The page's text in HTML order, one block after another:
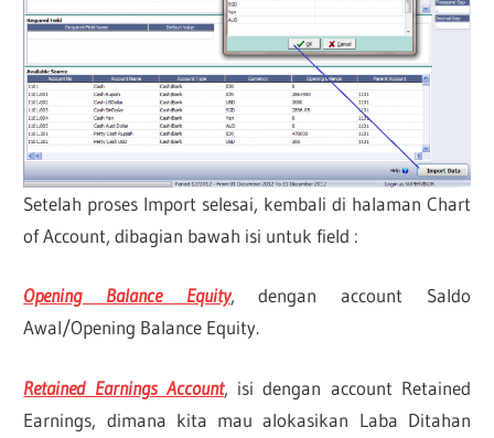
Setelah proses Import selesai, kembali di halaman Chart
of Account, dibagian bawah isi untuk field :
Opening Balance Equity, dengan account Saldo
Awal/Opening Balance Equity.
Retained Earnings Account, isi dengan account Retained
Earnings, dimana kita mau alokasikan Laba Ditahan